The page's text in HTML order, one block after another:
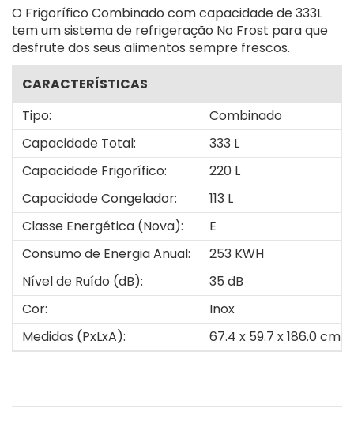
O Frigorífico Combinado com capacidade de 333L
tem um sistema de refrigeração No Frost para que
desfrute dos seus alimentos sempre frescos.
CARACTERÍSTICAS
Tipo:
Combinado
Capacidade Total:
333 L
Capacidade Frigorífico:
220 L
Capacidade Congelador:
113 L
Classe Energética (Nova):
E
Consumo de Energia Anual:
253 KWH
Nível de Ruído (dB):
35 dB
Cor:
Inox
Medidas (PxLxA):
67.4 x 59.7 x 186.0 cm